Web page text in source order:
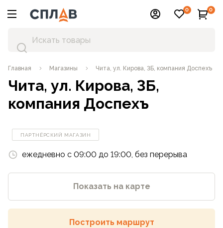
0 0
Главная Магазины Чита, ул. Кирова, 3Б, компания Доспехъ
Чита, ул. Кирова, 3Б,
компания Доспехъ
ПАРТНЁРСКИЙ МАГАЗИН
ежедневно с 09:00 до 19:00, без перерыва
Показать на карте
Построить маршрут